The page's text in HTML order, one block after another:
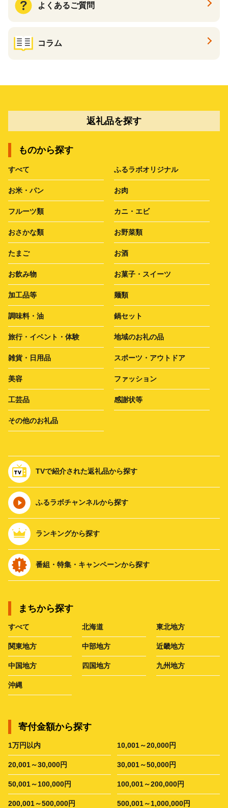
よくあるご質問
コラム
返礼品を探す
ものから探す
すべて ふるラボオリジナル
お米・パン お肉
フルーツ類 カニ・エビ
おさかな類 お野菜類
たまご お酒
お飲み物 お菓子・スイーツ
加工品等 麺類
調味料・油 鍋セット
旅行・イベント・体験 地域のお礼の品
雑貨・日用品 スポーツ・アウトドア
美容 ファッション
工芸品 感謝状等
その他のお礼品
TVで紹介された返礼品から探す
ふるラボチャンネルから探す
ランキングから探す
番組・特集・キャンペーンから探す
まちから探す
すべて 北海道 東北地方
関東地方 中部地方 近畿地方
中国地方 四国地方 九州地方
沖縄
寄付金額から探す
1万円以内 10,001～20,000円
20,001～30,000円 30,001～50,000円
50,001～100,000円 100,001～200,000円
200,001～500,000円 500,001～1,000,000円